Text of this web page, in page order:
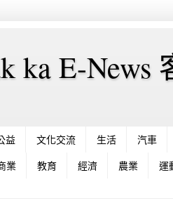
ka E-News
益 文化交流 生活 汽車
業 教育 經濟 農業 運